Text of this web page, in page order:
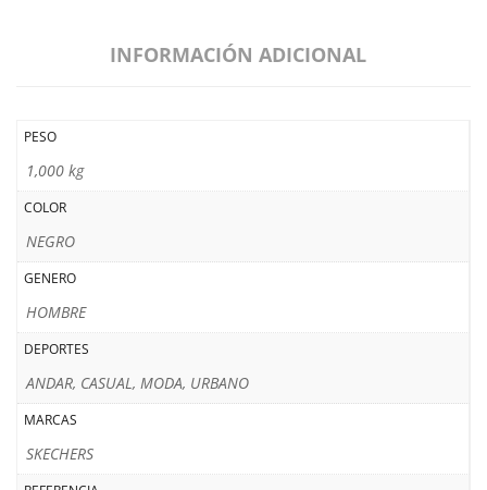
INFORMACIÓN ADICIONAL
PESO
1,000 kg
COLOR
NEGRO
GENERO
HOMBRE
DEPORTES
ANDAR, CASUAL, MODA, URBANO
MARCAS
SKECHERS